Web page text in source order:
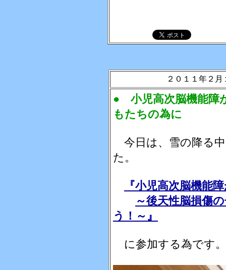
２０１１年２
● 小児高次脳機能障
もたちの為に
今日は、雪の降る
た。
『小児高次脳機能
～後天性脳損傷
う！～』
に参加する為です。